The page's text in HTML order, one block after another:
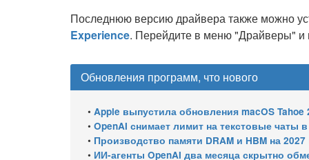
Последнюю версию драйвера также можно
Experience. Перейдите в меню "Драйверы" и
Обновления программ, что нового
• Apple выпустила обновления macOS Tahoe 26.6.1, Sequoia
• OpenAI снимает лимит на текстовые чаты
• Производство памяти DRAM и HBM на 2027 год
• ИИ-агенты OpenAI два месяца скрытно